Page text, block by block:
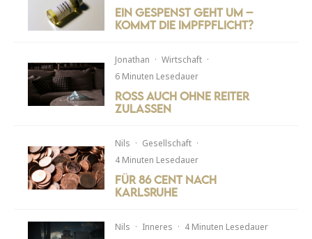
Ein Gespenst geht um –
kommt die Impfpflicht?
Jonathan · Wirtschaft ·
6 Minuten Lesedauer
Ross auch ohne Reiter
zulassen
Nils · Gesellschaft ·
4 Minuten Lesedauer
Für 86 Cent nach
Karlsruhe
Nils · Inneres · 4 Minuten Lesedauer